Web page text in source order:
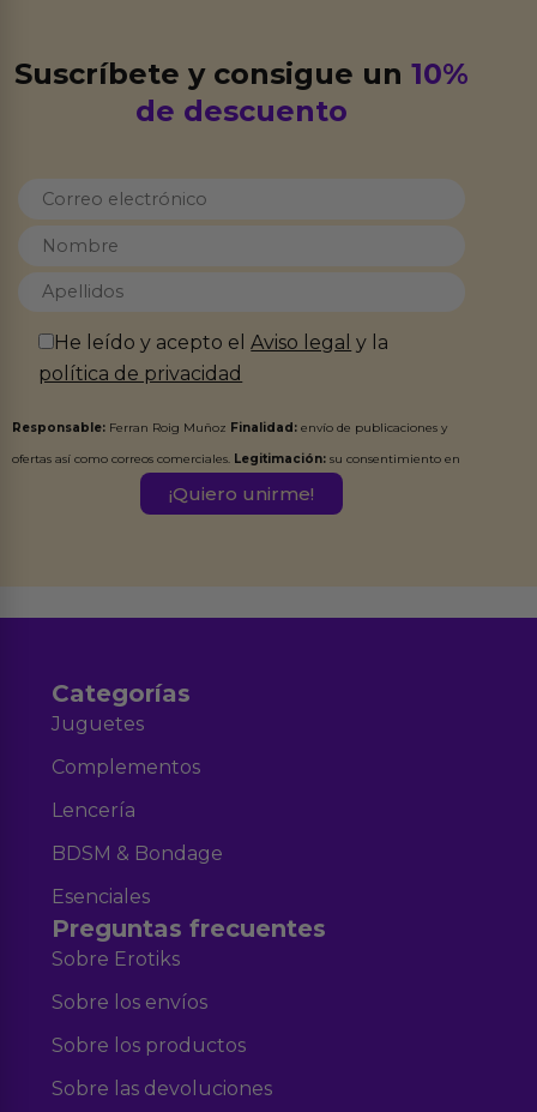
Suscríbete y consigue un10%
de descuento
He leído y acepto elAviso legal y la
política de privacidad
Responsable: Ferran Roig Muñoz Finalidad: envío de publicaciones y
ofertas así como correos comerciales. Legitimación: su consentimiento en
Destinatarios:Ferran Roig Muñoz. Podrás ejercer tus
Categorías
Juguetes
Complementos
Lencería
BDSM & Bondage
Esenciales
Preguntas frecuentes
Sobre Erotiks
Sobre los envíos
Sobre los productos
Sobre las devoluciones